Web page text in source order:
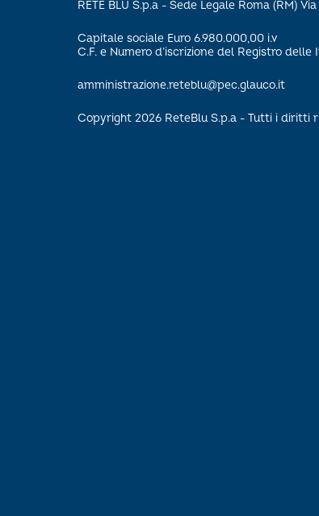
RETE BLU S.p.a - Sede Legale Roma (RM)
Capitale sociale Euro 6.980.000,00 i.v
C.F. e Numero d’iscrizione del Registro delle
amministrazione.reteblu@pec.glauco.it
Copyright 2026 ReteBlu S.p.a - Tutti i diritti